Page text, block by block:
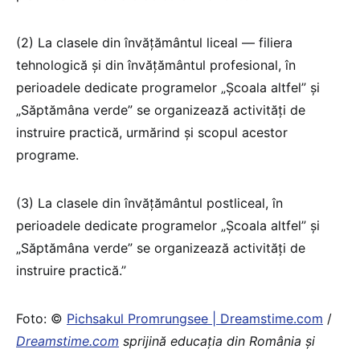
(2) La clasele din învățământul liceal — filiera
tehnologică și din învățământul profesional, în
perioadele dedicate programelor „Școala altfel” și
„Săptămâna verde” se organizează activități de
instruire practică, urmărind și scopul acestor
programe.
(3) La clasele din învățământul postliceal, în
perioadele dedicate programelor „Școala altfel” și
„Săptămâna verde” se organizează activități de
instruire practică.”
Foto: © Pichsakul Promrungsee | Dreamstime.com /
Dreamstime.com sprijină educaţia din România şi